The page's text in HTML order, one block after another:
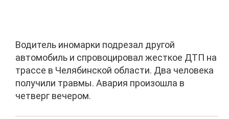
Водитель иномарки подрезал другой
автомобиль и спровоцировал жесткое ДТП на
трассе в Челябинской области. Два человека
получили травмы. Авария произошла в
четверг вечером.